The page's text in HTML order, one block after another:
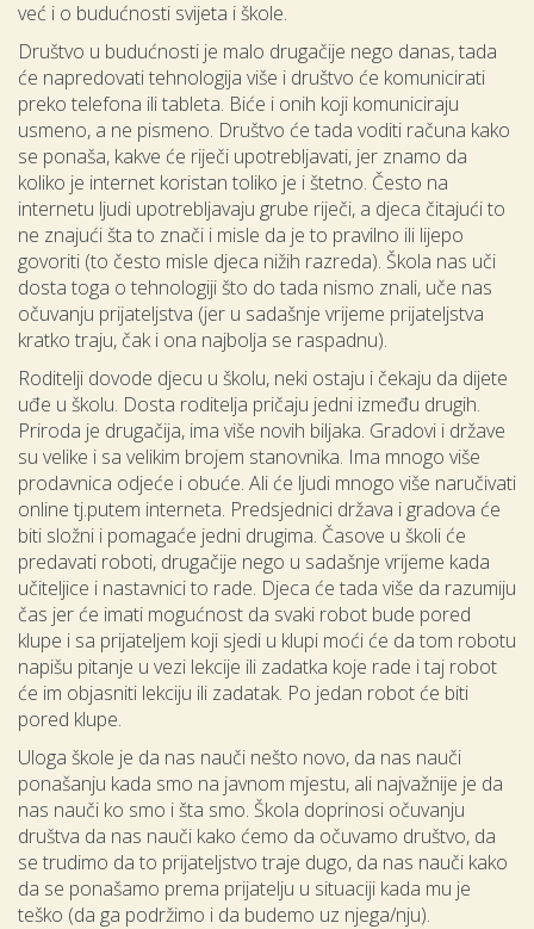
već i o budućnosti svijeta i škole.
Društvo u budućnosti je malo drugačije nego danas, tada
će napredovati tehnologija više i društvo će komunicirati
preko telefona ili tableta. Biće i onih koji komuniciraju
usmeno, a ne pismeno. Društvo će tada voditi računa kako
se ponaša, kakve će riječi upotrebljavati, jer znamo da
koliko je internet koristan toliko je i štetno. Često na
internetu ljudi upotrebljavaju grube riječi, a djeca čitajući to
ne znajući šta to znači i misle da je to pravilno ili lijepo
govoriti (to često misle djeca nižih razreda). Škola nas uči
dosta toga o tehnologiji što do tada nismo znali, uče nas
očuvanju prijateljstva (jer u sadašnje vrijeme prijateljstva
kratko traju, čak i ona najbolja se raspadnu).
Roditelji dovode djecu u školu, neki ostaju i čekaju da dijete
uđe u školu. Dosta roditelja pričaju jedni između drugih.
Priroda je drugačija, ima više novih biljaka. Gradovi i države
su velike i sa velikim brojem stanovnika. Ima mnogo više
prodavnica odjeće i obuće. Ali će ljudi mnogo više naručivati
online tj.putem interneta. Predsjednici država i gradova će
biti složni i pomagaće jedni drugima. Časove u školi će
predavati roboti, drugačije nego u sadašnje vrijeme kada
učiteljice i nastavnici to rade. Djeca će tada više da razumiju
čas jer će imati mogućnost da svaki robot bude pored
klupe i sa prijateljem koji sjedi u klupi moći će da tom robotu
napišu pitanje u vezi lekcije ili zadatka koje rade i taj robot
će im objasniti lekciju ili zadatak. Po jedan robot će biti
pored klupe.
Uloga škole je da nas nauči nešto novo, da nas nauči
ponašanju kada smo na javnom mjestu, ali najvažnije je da
nas nauči ko smo i šta smo. Škola doprinosi očuvanju
društva da nas nauči kako ćemo da očuvamo društvo, da
se trudimo da to prijateljstvo traje dugo, da nas nauči kako
da se ponašamo prema prijatelju u situaciji kada mu je
teško (da ga podržimo i da budemo uz njega/nju).